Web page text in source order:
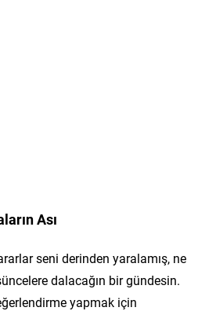
Ası
seni derinden yaralamış, ne
dalacağın bir gündesin.
yapmak için